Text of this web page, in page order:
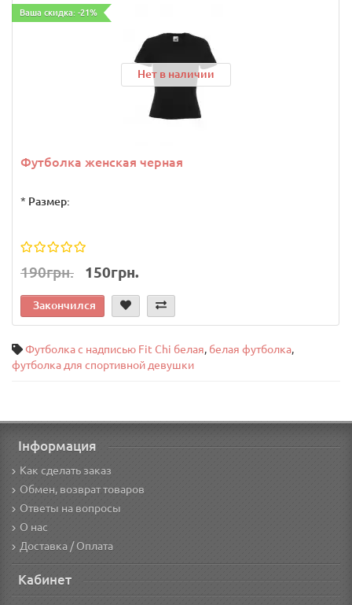
Ваша скидка: -21%
Нет в наличии
Футболка женская черная
* Размер:
190грн. 150грн.
Закончился
Футболка с надписью Fit Chi белая, белая футболка,
футболка для спортивной девушки
Інформация
Как сделать заказ
Обмен, возврат товаров
Ответы на вопросы
О нас
Доставка / Оплата
Кабинет